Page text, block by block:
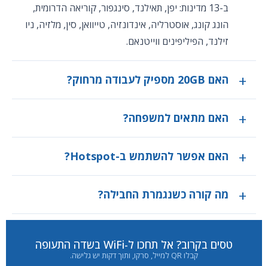
ב-13 מדינות: יפן, תאילנד, סינגפור, קוריאה הדרומית,
הונג קונג, אוסטרליה, אינדונזיה, טייוואן, סין, מלזיה, ניו
זילנד, הפיליפינים ווייטנאם.
האם 20GB מספיק לעבודה מרחוק?
האם מתאים למשפחה?
האם אפשר להשתמש ב-Hotspot?
מה קורה כשנגמרת החבילה?
טסים בקרוב? אל תחכו ל-WiFi בשדה התעופה
קבלו QR למייל, סרקו, ותוך דקות יש גלישה.